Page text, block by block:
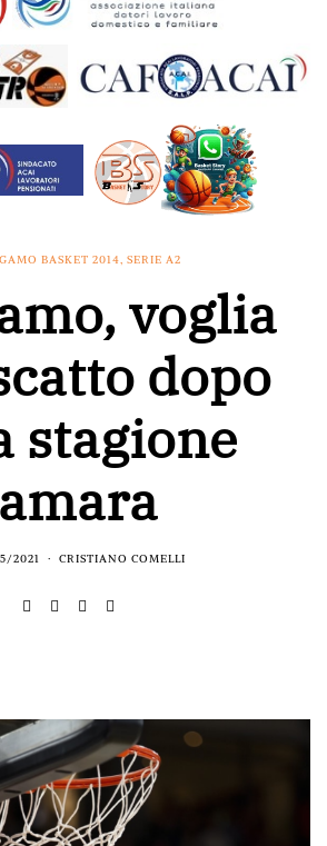
BASKET 2014, SERIE A2
voglia
dopo
stagione
amara
2021 CRISTIANO COMELLI